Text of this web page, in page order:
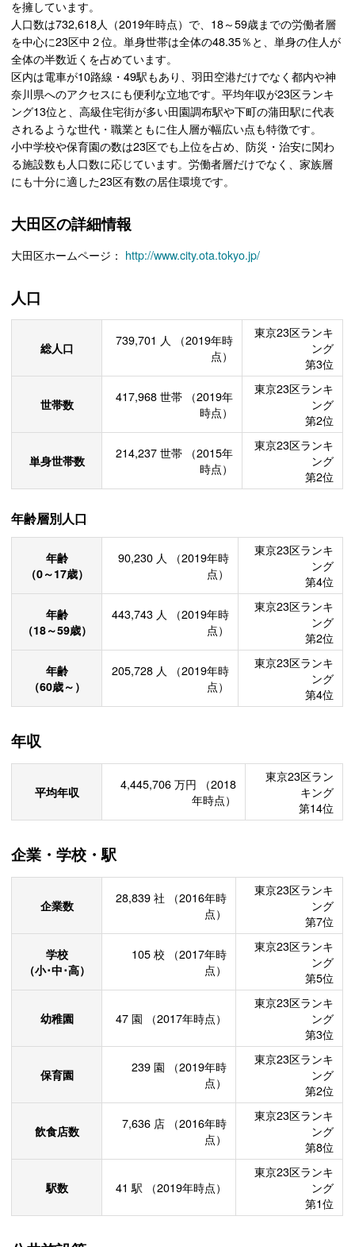
を擁しています。
人口数は732,618人（2019年時点）で、18～59歳までの労働者層
を中心に23区中２位。単身世帯は全体の48.35％と、単身の住人が
全体の半数近くを占めています。
区内は電車が10路線・49駅もあり、羽田空港だけでなく都内や神
奈川県へのアクセスにも便利な立地です。平均年収が23区ランキ
ング13位と、高級住宅街が多い田園調布駅や下町の蒲田駅に代表
されるような世代・職業ともに住人層が幅広い点も特徴です。
小中学校や保育園の数は23区でも上位を占め、防災・治安に関わ
る施設数も人口数に応じています。労働者層だけでなく、家族層
にも十分に適した23区有数の居住環境です。
大田区の詳細情報
大田区ホームページ： http://www.city.ota.tokyo.jp/
人口
総人口 739,701 人
（2019年時
点）
東京23区ランキ
ング
第3位
世帯数 417,968 世帯
（2019年
時点）
東京23区ランキ
ング
第2位
単身世帯数 214,237 世帯
（2015年
時点）
東京23区ランキ
ング
第2位
年齢層別人口
年齢
（0～17歳）
90,230 人
（2019年時
点）
東京23区ランキ
ング
第4位
年齢
（18～59歳）
443,743 人
（2019年時
点）
東京23区ランキ
ング
第2位
年齢
（60歳～）
205,728 人
（2019年時
点）
東京23区ランキ
ング
第4位
年収
平均年収 4,445,706 万円
（2018
年時点）
東京23区ラン
キング
第14位
企業・学校・駅
企業数 28,839 社
（2016年時
点）
東京23区ランキ
ング
第7位
学校
（小･中･高）
105 校
（2017年時
点）
東京23区ランキ
ング
第5位
幼稚園 47 園 （2017年時点）
東京23区ランキ
ング
第3位
保育園 239 園
（2019年時
点）
東京23区ランキ
ング
第2位
飲食店数 7,636 店
（2016年時
点）
東京23区ランキ
ング
第8位
駅数 41 駅 （2019年時点）
東京23区ランキ
ング
第1位